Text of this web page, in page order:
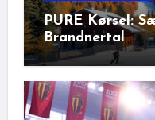
PURE Kørsel:
Brandnertal